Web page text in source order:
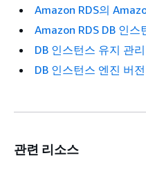
Amazon RDS의
Amazon RDS DB 인스
DB 인스턴스 유지 관리
DB 인스턴스 엔진 버
관련 리소스